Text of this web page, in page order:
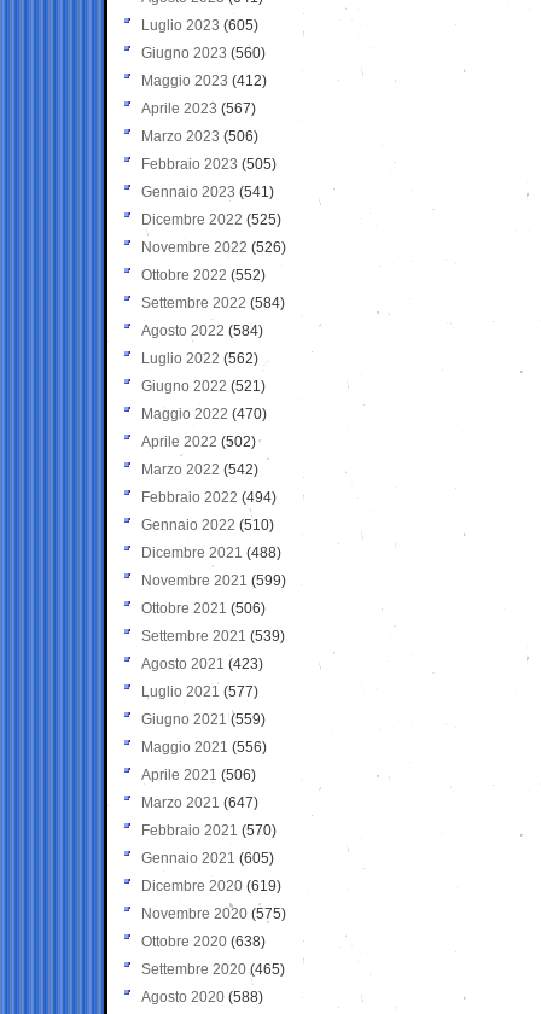
Luglio 2023 (605)
Giugno 2023 (560)
Maggio 2023 (412)
Aprile 2023 (567)
Marzo 2023 (506)
Febbraio 2023 (505)
Gennaio 2023 (541)
Dicembre 2022 (525)
Novembre 2022 (526)
Ottobre 2022 (552)
Settembre 2022 (584)
Agosto 2022 (584)
Luglio 2022 (562)
Giugno 2022 (521)
Maggio 2022 (470)
Aprile 2022 (502)
Marzo 2022 (542)
Febbraio 2022 (494)
Gennaio 2022 (510)
Dicembre 2021 (488)
Novembre 2021 (599)
Ottobre 2021 (506)
Settembre 2021 (539)
Agosto 2021 (423)
Luglio 2021 (577)
Giugno 2021(559)
Maggio 2021 (556)
Aprile 2021 (506)
Marzo 2021 (647)
Febbraio 2021 (570)
Gennaio 2021 (605)
Dicembre 2020 (619)
Novembre 2020 (575)
Ottobre 2020 (638)
Settembre 2020(465)
Agosto 2020 (588)